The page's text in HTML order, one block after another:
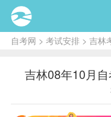
自考网 > 考试安排 > 吉林
吉林08年10月